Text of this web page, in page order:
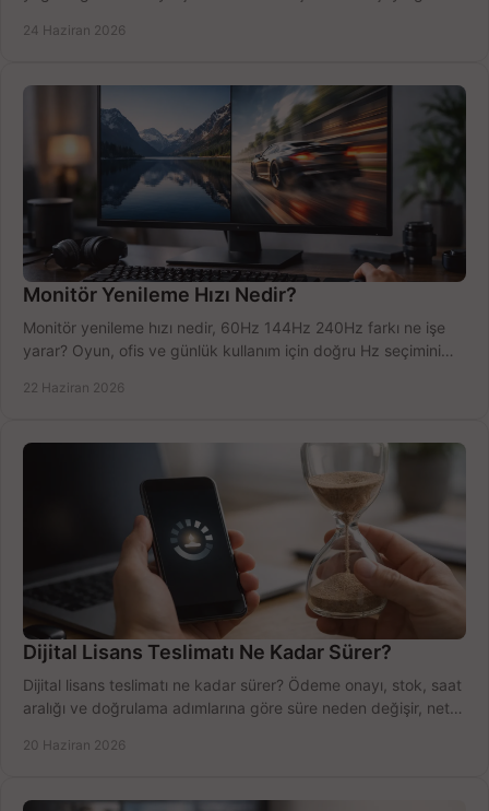
24 Haziran 2026
Monitör Yenileme Hızı Nedir?
Monitör yenileme hızı nedir, 60Hz 144Hz 240Hz farkı ne işe
yarar? Oyun, ofis ve günlük kullanım için doğru Hz seçimini
22 Haziran 2026
Dijital Lisans Teslimatı Ne Kadar Sürer?
Dijital lisans teslimatı ne kadar sürer? Ödeme onayı, stok, saat
aralığı ve doğrulama adımlarına göre süre neden değişir, net
20 Haziran 2026